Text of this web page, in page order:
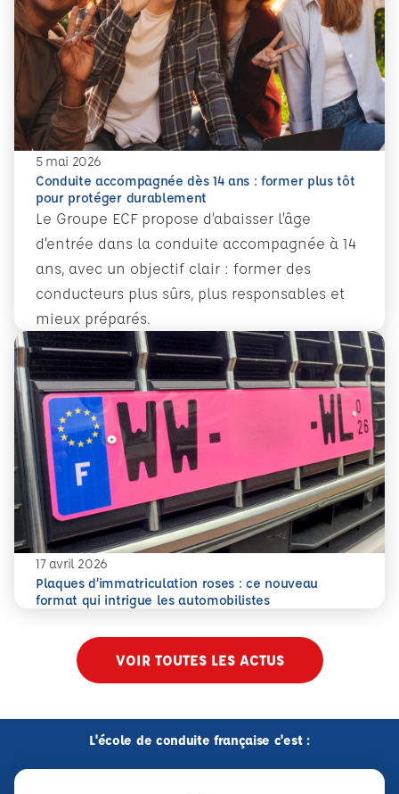
5 mai 2026
Conduite accompagnée dès 14 ans : former plus tôt
pour protéger durablement
Le Groupe ECF propose d’abaisser l’âge
d’entrée dans la conduite accompagnée à 14
ans, avec un objectif clair : former des
conducteurs plus sûrs, plus responsables et
mieux préparés.
En savoir plus
Conduite accompagnée dès 14 ans : former plus tôt pour
17 avril 2026
Plaques d’immatriculation roses : ce nouveau
format qui intrigue les automobilistes
En savoir plus
Plaques d’immatriculation roses : ce nouveau format
VOIR TOUTES LES ACTUS
L'école de conduite française c'est :